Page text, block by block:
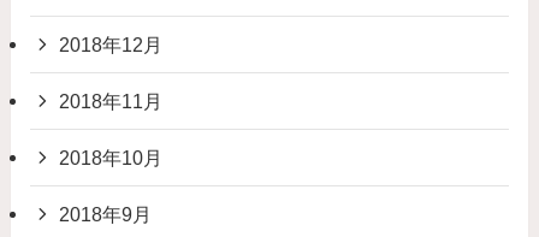
2018年12月
2018年11月
2018年10月
2018年9月